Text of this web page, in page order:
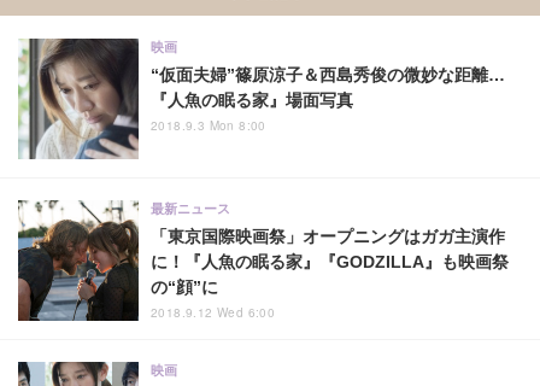
“仮面夫婦”篠原涼子＆西島秀俊の微妙な距離…
『人魚の眠る家』場面写真
映画
2018.9.3 Mon 8:00
「東京国際映画祭」オープニングはガガ主演作
に！『人魚の眠る家』『GODZILLA』も映画祭
の“顔”に
最新ニュース
2018.9.12 Wed 6:00
映画